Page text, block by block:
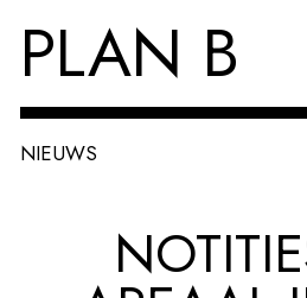
PLAN B
Agenda
NIEUWS